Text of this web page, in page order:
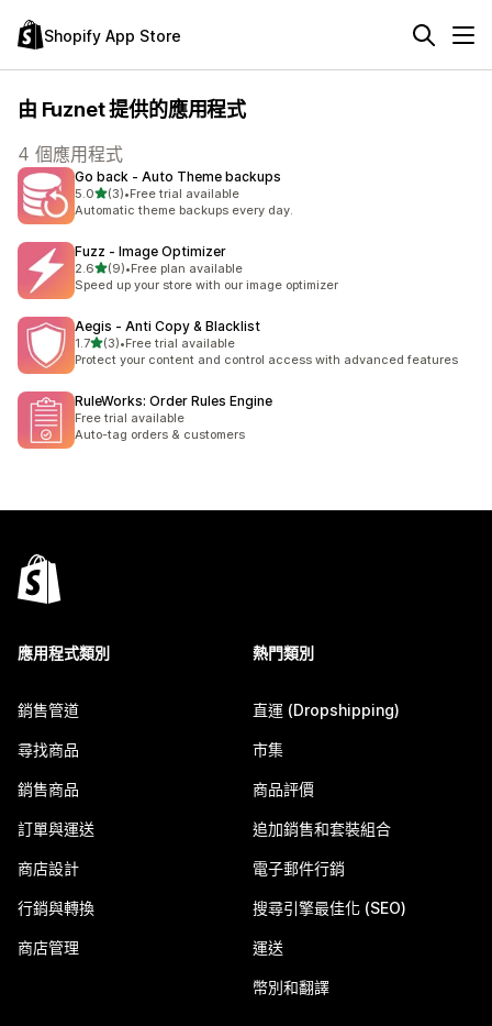
Shopify App Store
由 Fuznet 提供的應用程式
4 個應用程式
Go back ‑ Auto Theme backups
5.0滿分 5 顆星
(3)
共有 3 則評價
•Free trial available
Automatic theme backups every day.
Fuzz ‑ Image Optimizer
2.6滿分 5 顆星
(9)
共有 9 則評價
•Free plan available
Speed ​​up your store with our image optimizer
Aegis ‑ Anti Copy & Blacklist
1.7滿分 5 顆星
(3)
共有 3 則評價
•Free trial available
Protect your content and control access with advanced features
RuleWorks: Order Rules Engine
Free trial available
Auto-tag orders & customers
應用程式類別
銷售管道
尋找商品
銷售商品
訂單與運送
商店設計
行銷與轉換
商店管理
熱門類別
直運 (Dropshipping)
市集
商品評價
追加銷售和套裝組合
電子郵件行銷
搜尋引擎最佳化 (SEO)
運送
幣別和翻譯